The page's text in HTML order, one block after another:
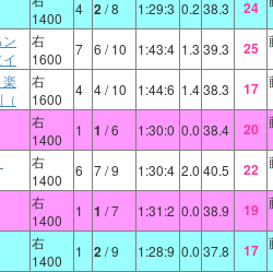
1400
4 2/ 8 1:29:3 0.2 38.3 24
右
1600
7 6 / 10 1:43:4 1.3 39.3 25
右
1600
4 4/ 10 1:44:6 1.438.3 17
右
1400
1 1 / 6 1:30:0 0.0 38.4 20
右
1400
6 7/ 9 1:30:4 2.0 40.5 22
右
1400
1 1 / 7 1:31:2 0.0 38.9 19
右
1400
1 2/ 9 1:28:9 0.0 37.8 17